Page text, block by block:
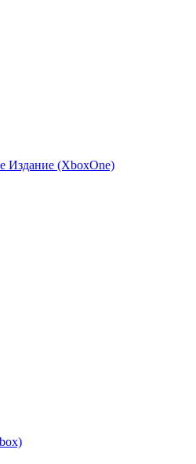
Издание (XboxOne)